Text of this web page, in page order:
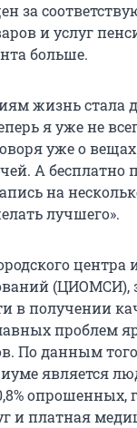
за
и услуг
больше.
жизнь стала
я уже не
уже о
А бесплатно
на
лучшего».
(ЦИОМСИ),
в получении
проблем
По данным
является
опрошенных,
и платная